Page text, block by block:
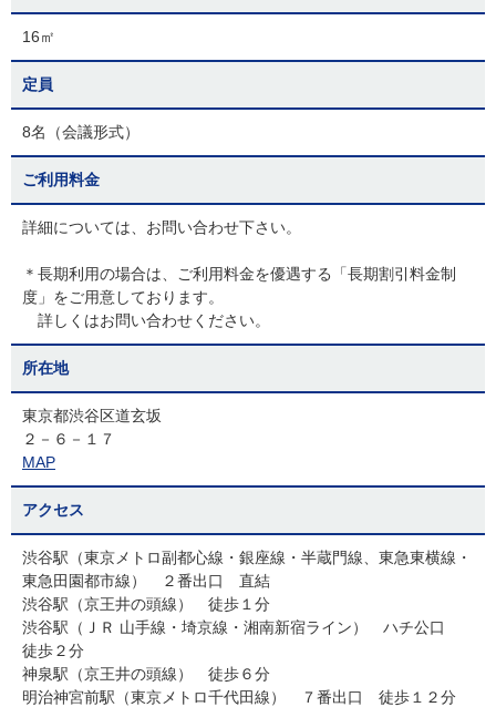
16㎡
定員
8名（会議形式）
ご利用料金
詳細については、お問い合わせ下さい。
＊長期利用の場合は、ご利用料金を優遇する「長期割引料金制
度」をご用意しております。
詳しくはお問い合わせください。
所在地
東京都渋谷区道玄坂
２－６－１７
MAP
アクセス
渋谷駅（東京メトロ副都心線・銀座線・半蔵門線、東急東横線・
東急田園都市線） ２番出口 直結
渋谷駅（京王井の頭線） 徒歩１分
渋谷駅（ＪＲ 山手線・埼京線・湘南新宿ライン） ハチ公口
徒歩２分
神泉駅（京王井の頭線） 徒歩６分
明治神宮前駅（東京メトロ千代田線） ７番出口 徒歩１２分